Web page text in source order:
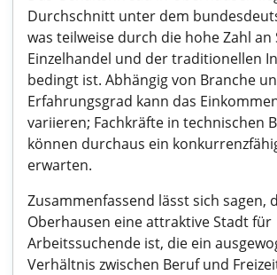
Durchschnitt unter dem
was teilweise durch die hohe Zahl an
Einzelhandel und der traditionellen
bedingt ist. Abhängig von Branche
Erfahrungsgrad kann das
variieren; Fachkräfte in technischen
können durchaus ein
erwarten.
Zusammenfassend lässt sich sagen,
Oberhausen eine attraktive Stadt für
Arbeitssuchende ist, die ein
Verhältnis zwischen Beruf und